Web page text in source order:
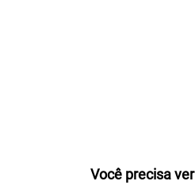
Você precisa ver